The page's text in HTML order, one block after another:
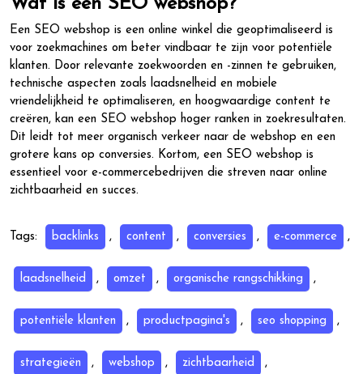
Wat is een SEO webshop?
Een SEO webshop is een online winkel die geoptimaliseerd is
voor zoekmachines om beter vindbaar te zijn voor potentiële
klanten. Door relevante zoekwoorden en -zinnen te gebruiken,
technische aspecten zoals laadsnelheid en mobiele
vriendelijkheid te optimaliseren, en hoogwaardige content te
creëren, kan een SEO webshop hoger ranken in zoekresultaten.
Dit leidt tot meer organisch verkeer naar de webshop en een
grotere kans op conversies. Kortom, een SEO webshop is
essentieel voor e-commercebedrijven die streven naar online
zichtbaarheid en succes.
Tags: backlinks , content , conversies , e-commerce ,
laadsnelheid , omzet , organische rangschikking ,
potentiële klanten , productpagina's , seo shopping ,
strategieën , webshop , zichtbaarheid ,